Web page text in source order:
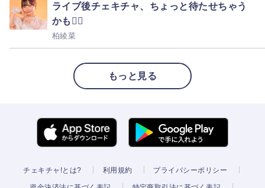
ライブ後チェキチャ、ちょっと待たせちゃう
かも🙇‍♀️
柏綾菜
もっと見る
チェキチャ!とは? 利用規約 プライバシーポリシー